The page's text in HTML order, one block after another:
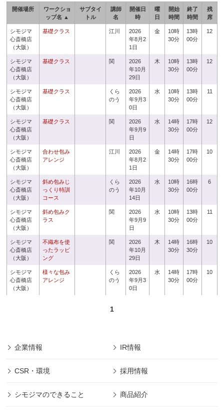
開催場所
ワークショ
ップ名 ▲
サブタイ
トル
講師
名
開催日
時
曜
日
開始
時間
終了
時間
残
席
シモジマ
心斎橋店
（大阪）
基礎クラス 江川
2026
年8月2
1日
金
10時
30分
13時
00分
12
シモジマ
心斎橋店
（大阪）
基礎クラス 関
2026
年10月
29日
木
10時
30分
13時
00分
12
シモジマ
心斎橋店
（大阪）
基礎クラス
くら
のう
2026
年9月3
0日
水
10時
30分
13時
00分
11
シモジマ
心斎橋店
（大阪）
基礎クラス 関
2026
年9月9
日
水
14時
30分
17時
00分
12
シモジマ
心斎橋店
（大阪）
合わせ包み
アレンジ
江川
2026
年8月2
1日
金
14時
30分
17時
00分
10
シモジマ
心斎橋店
（大阪）
斜め包みじ
っくり特訓
コース
くら
のう
2026
年10月
14日
水
10時
30分
16時
00分
6
シモジマ
心斎橋店
（大阪）
斜め包みク
ラス
関
2026
年9月9
日
水
10時
30分
13時
00分
11
シモジマ
心斎橋店
（大阪）
不織布を使
ったラッピ
ング
関
2026
年10月
29日
木
14時
30分
16時
30分
10
シモジマ
心斎橋店
（大阪）
様々な包み
アレンジ
くら
のう
2026
年9月3
0日
水
14時
30分
17時
00分
10
1
企業情報 IR情報
CSR・環境 採用情報
シモジマのできること 商品紹介